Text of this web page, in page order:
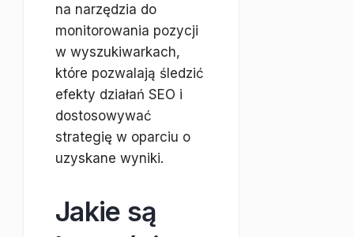
na narzędzia do
monitorowania pozycji
w wyszukiwarkach,
które pozwalają śledzić
efekty działań SEO i
dostosowywać
strategię w oparciu o
uzyskane wyniki.
Jakie są